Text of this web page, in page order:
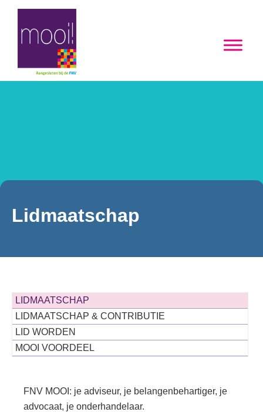
Lidmaatschap
LIDMAATSCHAP
LIDMAATSCHAP & CONTRIBUTIE
LID WORDEN
MOOI VOORDEEL
FNV MOOI: je adviseur, je belangenbehartiger, je
advocaat, je onderhandelaar.